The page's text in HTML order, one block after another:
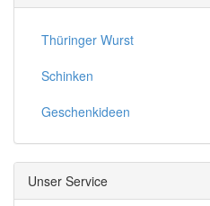
Thüringer Wurst
Schinken
Geschenkideen
Unser Service